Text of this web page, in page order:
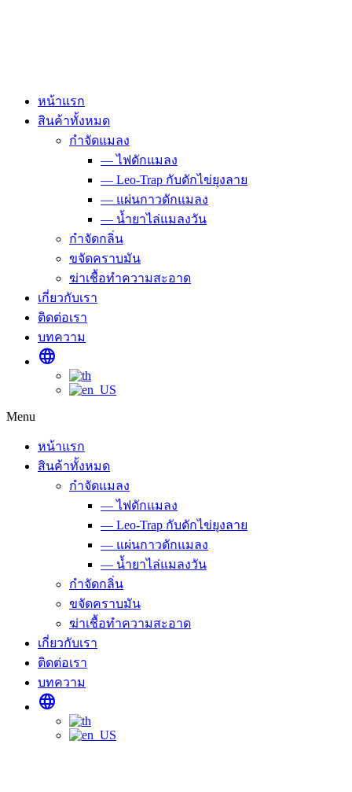
หน้าแรก
สินค้าทั้งหมด
กำจัดแมลง
— ไฟดักแมลง
— Leo-Trap กับดักไข่ยุงลาย
— แผ่นกาวดักแมลง
— น้ำยาไล่แมลงวัน
กำจัดกลิ่น
ขจัดคราบมัน
ฆ่าเชื้อทำความสะอาด
เกี่ยวกับเรา
ติดต่อเรา
บทความ
language
Menu
หน้าแรก
สินค้าทั้งหมด
กำจัดแมลง
— ไฟดักแมลง
— Leo-Trap กับดักไข่ยุงลาย
— แผ่นกาวดักแมลง
— น้ำยาไล่แมลงวัน
กำจัดกลิ่น
ขจัดคราบมัน
ฆ่าเชื้อทำความสะอาด
เกี่ยวกับเรา
ติดต่อเรา
บทความ
language